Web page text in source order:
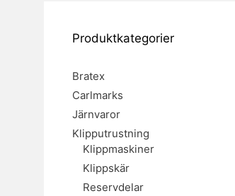
Produktkategorier
Bratex
Carlmarks
Järnvaror
Klipputrustning
Klippmaskiner
Klippskär
Reservdelar